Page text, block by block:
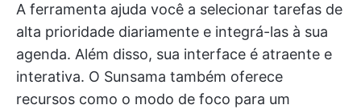
A ferramenta ajuda você a selecionar tarefas de
alta prioridade diariamente e integrá-las à sua
agenda. Além disso, sua interface é atraente e
interativa. O Sunsama também oferece
recursos como o modo de foco para um